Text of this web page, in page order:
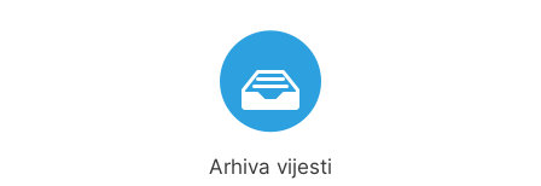
Arhiva vijesti